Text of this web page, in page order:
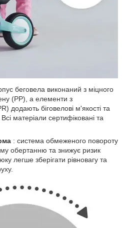
беговела виконаний з міцного
(PP), а елементи з
додають біговелові м'якості та
матеріали сертифіковані та
: система обмеженого повороту
обертанню та знижує ризик
легше зберігати рівновагу та